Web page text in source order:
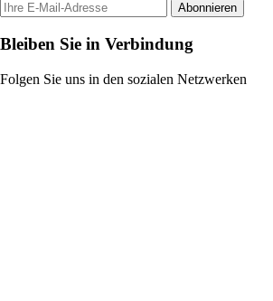
Abonnieren
Bleiben Sie in Verbindung
Folgen Sie uns in den sozialen Netzwerken